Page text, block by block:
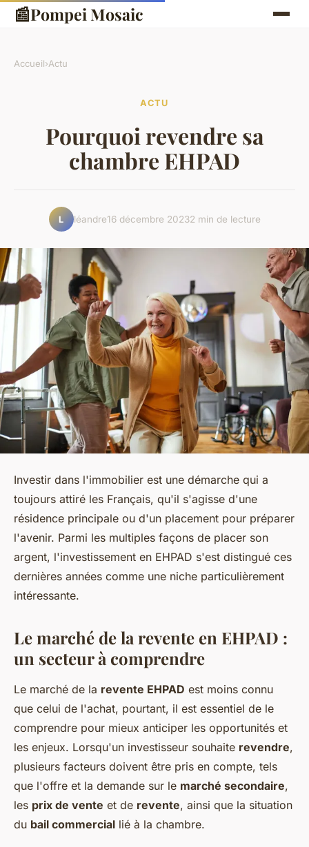
📰Pompei Mosaic
Accueil›Actu
ACTU
Pourquoi revendre sa
chambre EHPAD
L léandre16 décembre 20232 min de lecture
Investir dans l'immobilier est une démarche qui a
toujours attiré les Français, qu'il s'agisse d'une
résidence principale ou d'un placement pour préparer
l'avenir. Parmi les multiples façons de placer son
argent, l'investissement en EHPAD s'est distingué ces
dernières années comme une niche particulièrement
intéressante.
Le marché de la revente en EHPAD :
un secteur à comprendre
Le marché de la revente EHPAD est moins connu
que celui de l'achat, pourtant, il est essentiel de le
comprendre pour mieux anticiper les opportunités et
les enjeux. Lorsqu'un investisseur souhaite revendre,
plusieurs facteurs doivent être pris en compte, tels
que l'offre et la demande sur le marché secondaire,
les prix de vente et de revente, ainsi que la situation
du bail commercial lié à la chambre.